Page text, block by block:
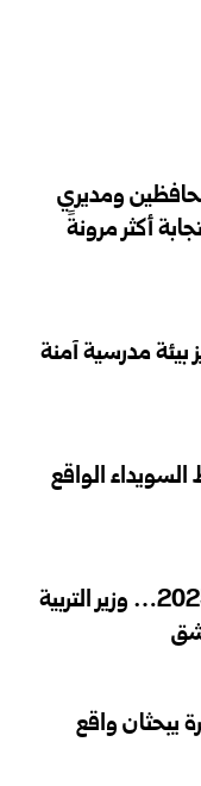
ومديري
أكثر مرونةً
بيئة مدرسية آمنة
السويداء الواقع
استعداداً للعملية الامتحانية لدورة 2025…‏ وزير التربية
يبحثان واقع